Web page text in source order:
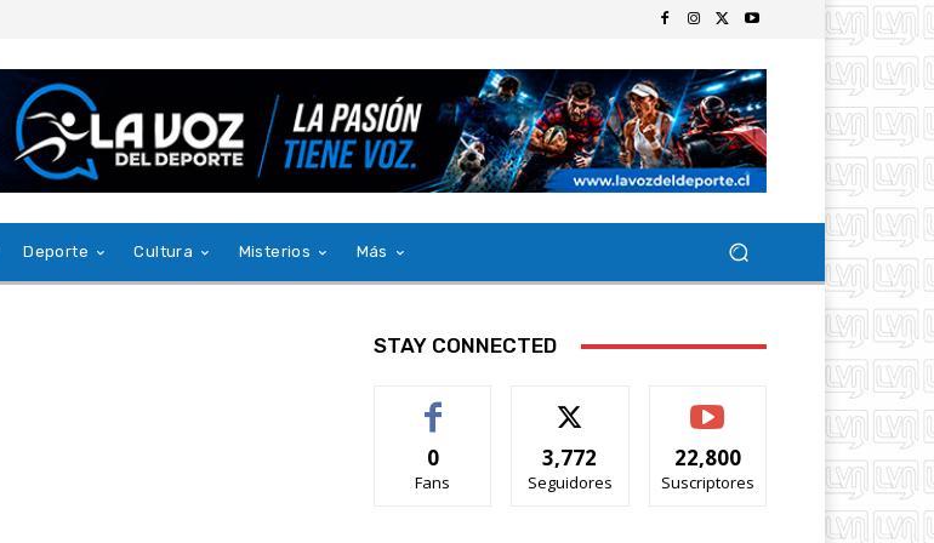
Deporte Cultura Misterios Más
STAY CONNECTED
0
Fans
3,772
Seguidores
22,800
Suscriptores